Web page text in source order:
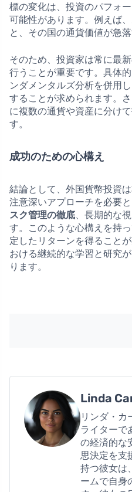
標の変化は、投資のパフォ
可能性があります。例えば
と、その国の通貨価値が急
そのため、投資家は常に最
行うことが重要です。具体
ンダメンタルズ分析を併用
することが求められます。
に複数の通貨や資産に分け
す。
成功のための心構え
結論として、外国貨幣投資
注意深いアプローチを必要
スク管理の徹底 、長期的な
す。このような心構えを持
定したリターンを得ること
おける継続的な学習と研究
ります。
Linda
リンダ・カ
ライターで
の経済的な
思決定を支
持つ彼女は
ームで自身